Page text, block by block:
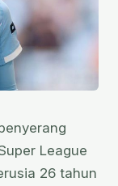
League
26 tahun